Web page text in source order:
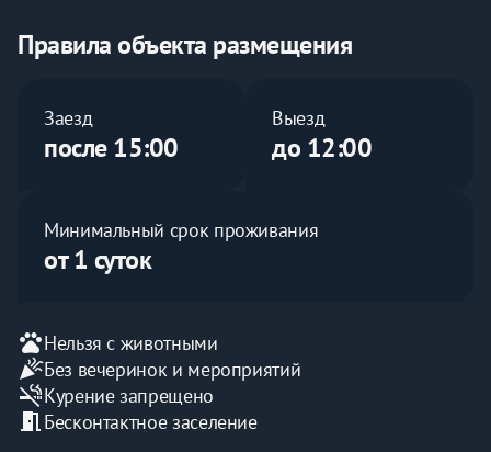
✔️Чистое постельное бельё и полотенца на каждого;
✔️Телевизор;
✔️Утюг, гладильная доска;
✔️Стиральная машина;
✔️Фен.
Идеально подходит для:
Деловых поездок.
Семейных пар, ищущих уединение и
комфорт.
Преимущества расположения:
  Метро Новохохловская – всего 10 минут
Правила объекта размещения
Заезд
после 15:00
Выезд
до 12:00
Минимальный срок проживания
от 1 суток
petsНельзя с животными
celebrationБез вечеринок и мероприятий
smoke_freeКурение запрещено
meeting_room Бесконтактное заселение